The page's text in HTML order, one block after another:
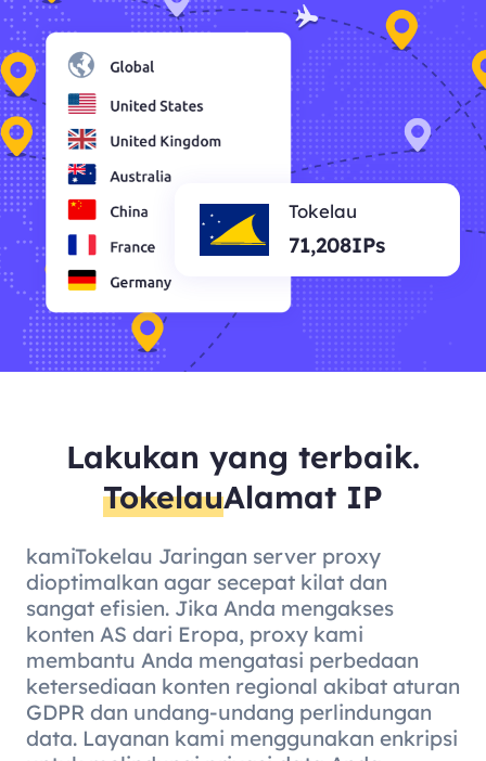
Tokelau
71,208IPs
Lakukan yang terbaik.
TokelauAlamat IP
kamiTokelau Jaringan server proxy
dioptimalkan agar secepat kilat dan
sangat efisien. Jika Anda mengakses
konten AS dari Eropa, proxy kami
membantu Anda mengatasi perbedaan
ketersediaan konten regional akibat aturan
GDPR dan undang-undang perlindungan
data. Layanan kami menggunakan enkripsi